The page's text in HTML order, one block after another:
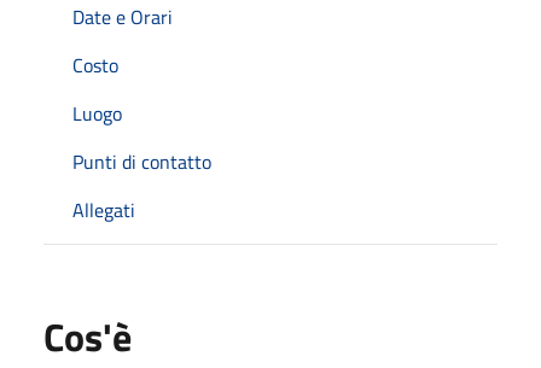
Date e Orari
Costo
Luogo
Punti di contatto
Allegati
Cos'è